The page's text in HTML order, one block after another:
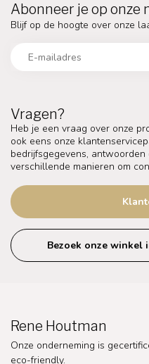
Vragen?
Heb je een vraag over onze
ook eens onze
bedrijfsgegevens,
verschillende manieren om
Bezoek onze winkel
Abonneer je op onze
Blijf op de hoogte over onze
Rene Houtman
Onze onderneming is
eco-friendly.